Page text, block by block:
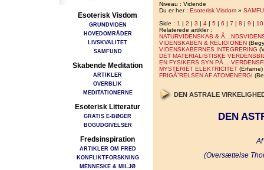
Esoterisk Visdom
GRUNDVIDEN
HOVEDOMRÅDER
LIVSKVALITET
SAMFUND
Skabende Meditation
ARTIKLER
OVERBLIK
MEDITATIONERNE
Esoterisk Litteratur
GRATIS E-BØGER
BOGUDGIVELSER
Fredsinspiration
ARTIKLER OM FRED
KONFLIKTFORSKNING
MENNESKE & MILJØ
Niveau : Vidende
Du er her : Esoterisk Visdom »
Side : 1 | 2 | 3 | 4 | 5 | 6 | 7 | 8 | 9 | 10
Relaterede artikler :
NATURVIDENSKAB &
VIDENSKABEN & RELIGIONEN
VIDENSKABERNES INTEGRERING
DET MATERIALISTISKE
EN FYSIKERS SYN PÃ…
MYSTERIET ELEKTRICITET (Erfarne)
FRIGÃ˜RELSEN AF ATOMENERGI
DEN ASTRALE
DEN
Af
(Oversættelse